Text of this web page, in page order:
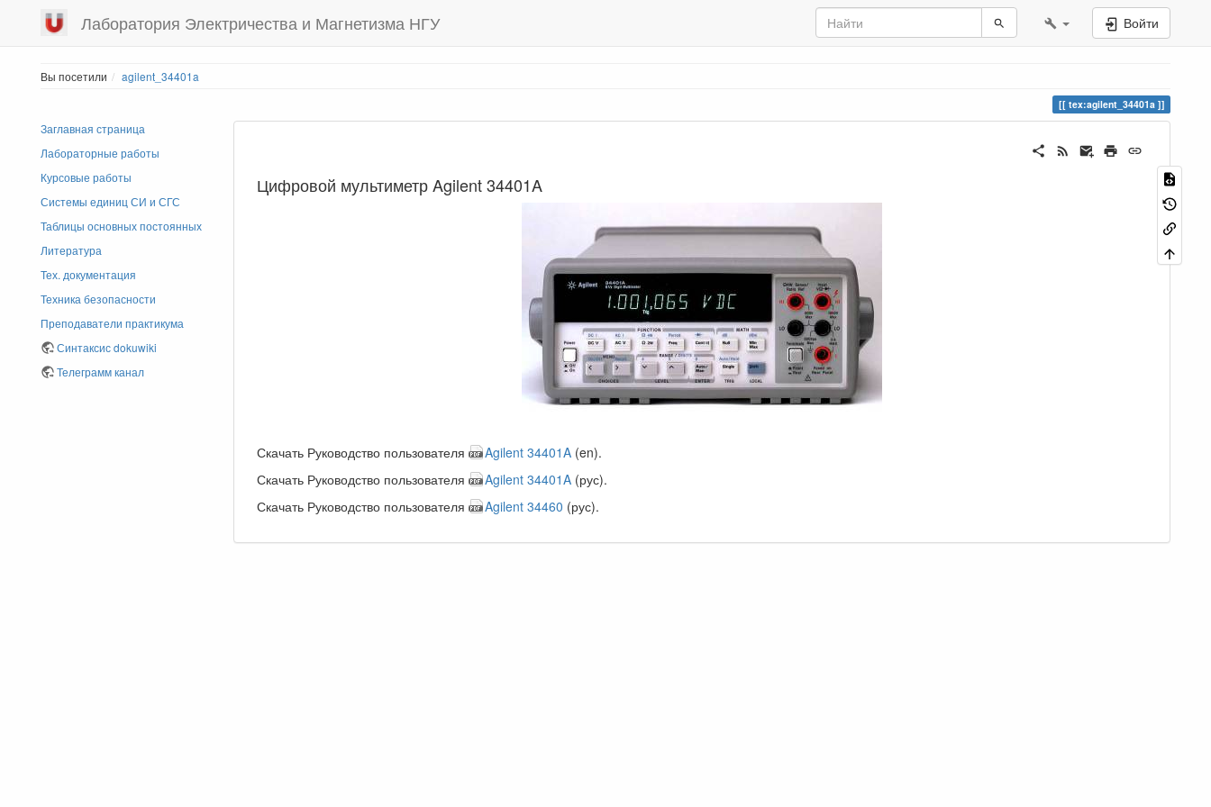
Лаборатория Электричества и Магнетизма НГУ Войти
Вы посетили agilent_34401a
tex:agilent_34401a
Заглавная страница
Лабораторные работы
Курсовые работы
Системы единиц СИ и СГС
Таблицы основных постоянных
Литература
Тех. документация
Техника безопасности
Преподаватели практикума
Синтаксис dokuwiki
Телеграмм канал
Цифровой мультиметр Agilent 34401A
Скачать Руководство пользователя Agilent 34401A (en).
Скачать Руководство пользователя
Agilent 34401A (рус).
Скачать Руководство пользователя
Agilent 34460 (рус).